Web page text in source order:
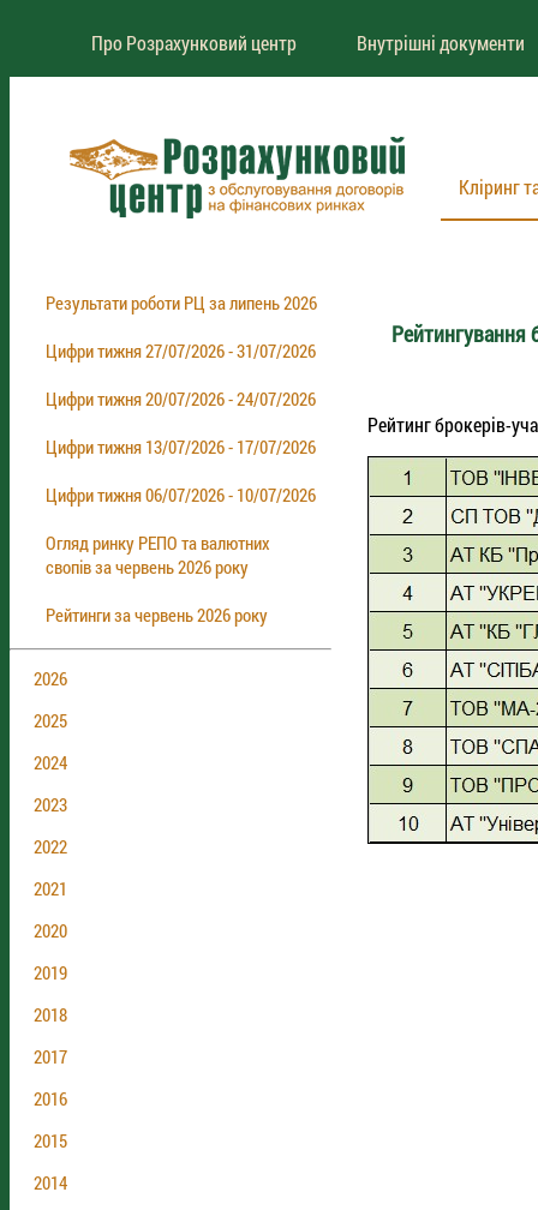
Про Розрахунковий центр Внутрішні документи
Кліринг
Результати роботи РЦ за липень 2026
Цифри тижня 27/07/2026 - 31/07/2026
Цифри тижня 20/07/2026 - 24/07/2026
Цифри тижня 13/07/2026 - 17/07/2026
Цифри тижня 06/07/2026 - 10/07/2026
Огляд ринку РЕПО та валютних
свопів за червень 2026 року
Рейтинги за червень 2026 року
2026
2025
2024
2023
2022
2021
2020
2019
2018
2017
2016
2015
2014
Рейтингування
Рейтинг брокерів-